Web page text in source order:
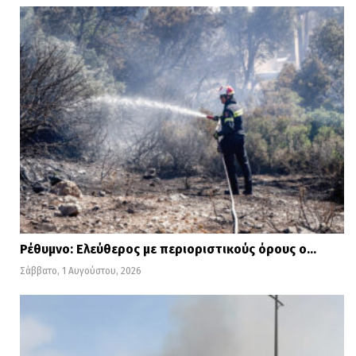
“Θα αποτυπώσουμε την περιοχή με ειδικά
μηχανήματα και drone ώστε να δούμε
συνολικά την θέση του φαινομένου τη
μορφολογία της περιοχής αλλά και τις
άλλες γεωλογικές και γεωτεχνικές
συνθήκες για να μπορέσουμε να
καταλήξουμε κάπου, σε μια πρώτη
προσέγγισηώστε να προτείνουμε τις
άμεσες παρεμβάσεις” επεσήμανε ο
καθηγητής αναφορικά με
Η αξιολόγηση της στατικότητας των
Ρέθυμνο: Ελεύθερος με περιοριστικούς όρους ο…
Σάββατο, 1 Αυγούστου, 2026